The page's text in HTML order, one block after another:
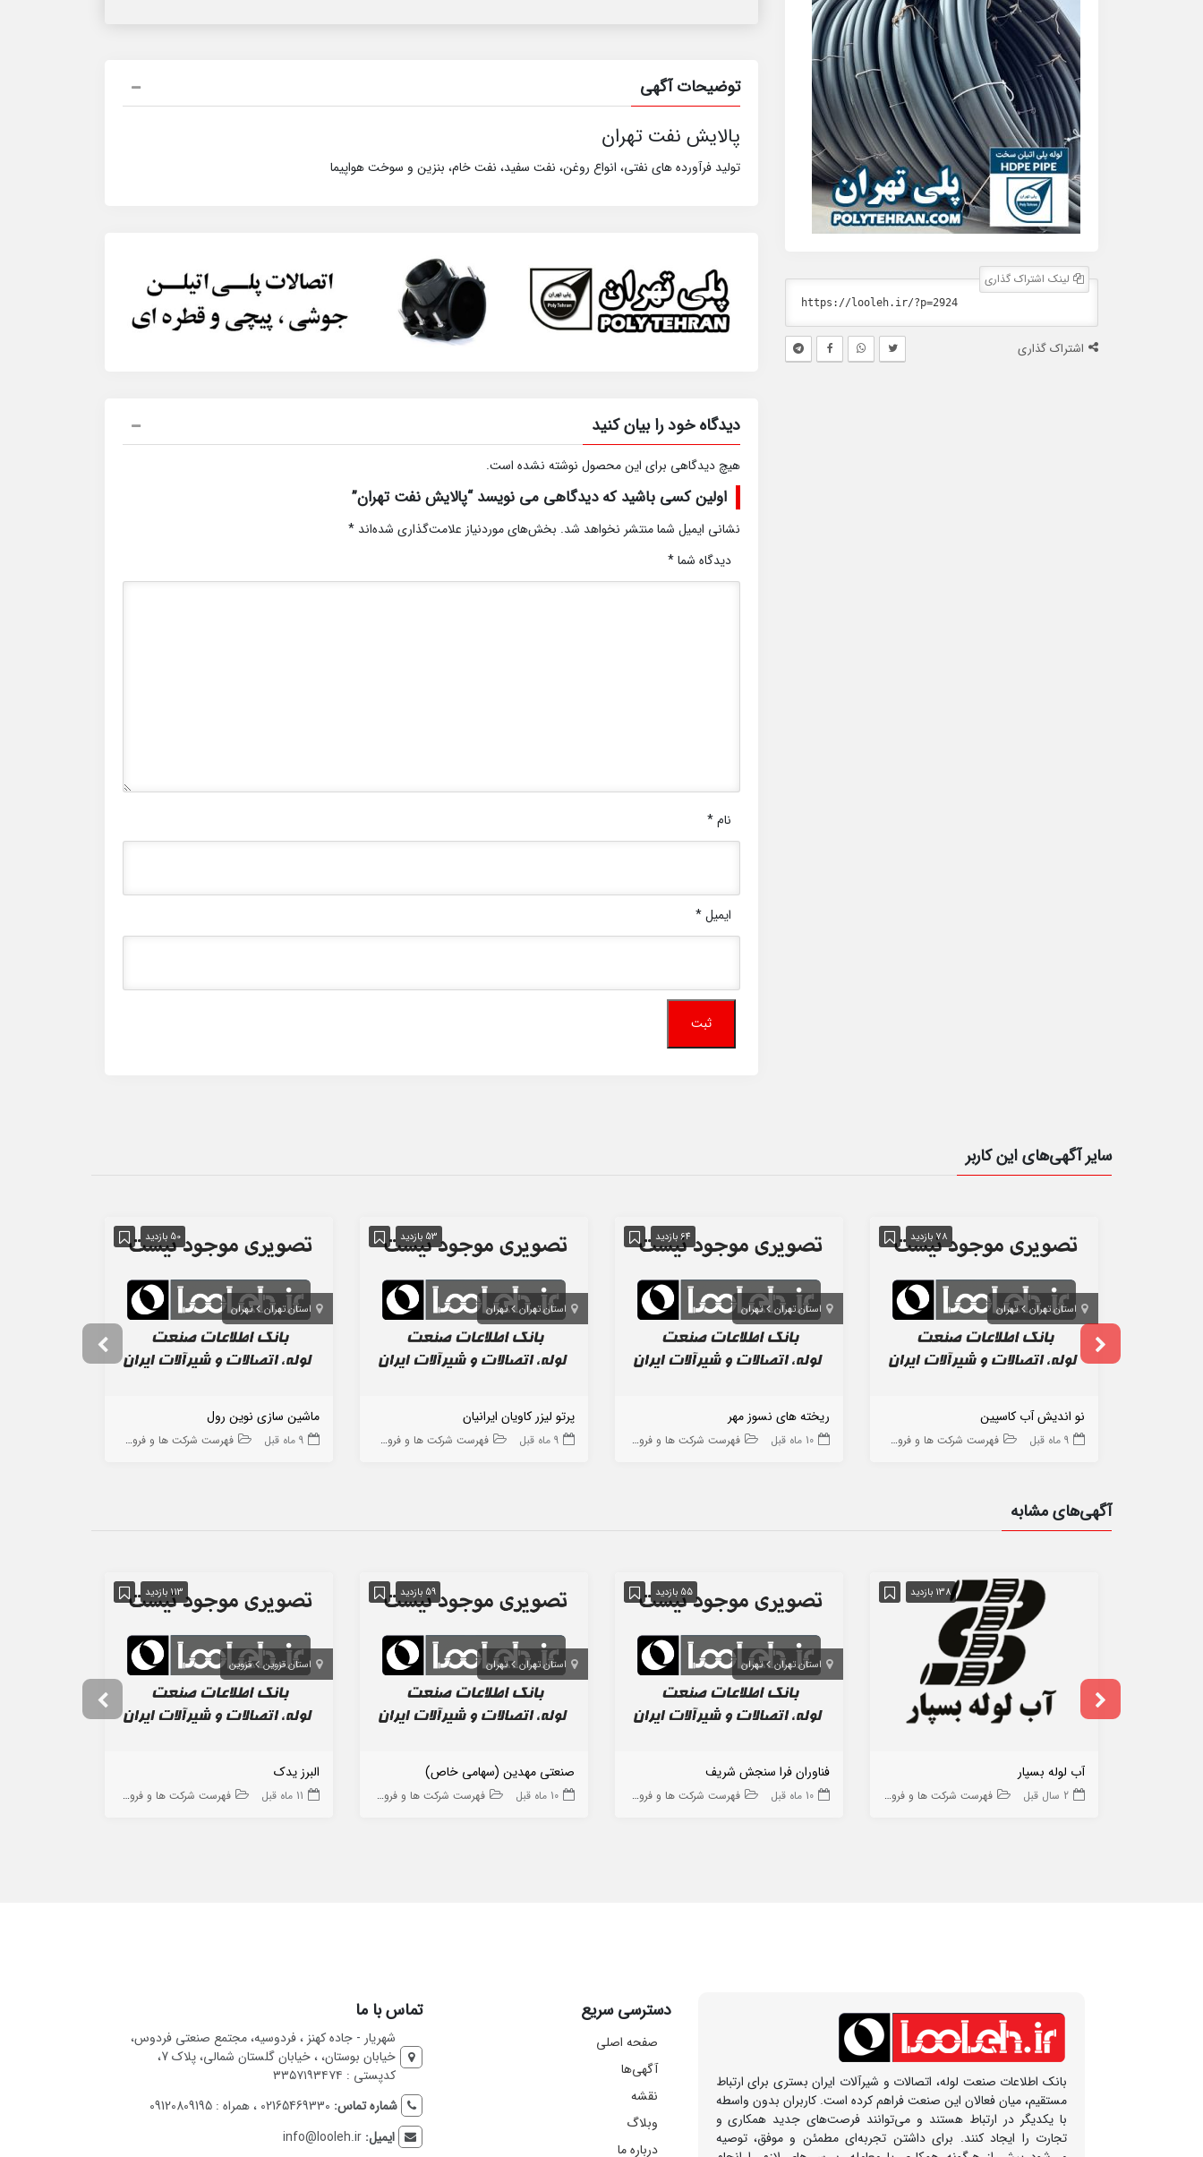
لینک اشتراک گذاری
اشتراک گذاری
توضیحات آگهی
پالایش نفت تهران
تولید فرآورده های نفتی، انواع روغن، نفت سفید، نفت خام، بنزین و سوخت هواپیما
دیدگاه خود را بیان کنید
هیچ دیدگاهی برای این محصول نوشته نشده است.
اولین کسی باشید که دیدگاهی می نویسد “پالایش نفت تهران”
نشانی ایمیل شما منتشر نخواهد شد. بخش‌های موردنیاز علامت‌گذاری شده‌اند *
دیدگاه شما*
نام*
ایمیل*
سایر آگهی‌های این کاربر
78 بازدید
استان تهران تهران
نو اندیش آب کاسپین
9 ماه قبل فهرست شرکت ها و فروشگاه ها
64 بازدید
استان تهران تهران
ریخته های نسوز مهر
10 ماه قبل فهرست شرکت ها و فروشگاه ها
53 بازدید
استان تهران تهران
پرتو لیزر کاویان ایرانیان
9 ماه قبل فهرست شرکت ها و فروشگاه ها
50 بازدید
استان تهران تهران
ماشین سازی نوین رول
9 ماه قبل فهرست شرکت ها و فروشگاه ها
آگهی‌های مشابه
138 بازدید
آب لوله بسپار
2 سال قبل فهرست شرکت ها و فروشگاه ها
55 بازدید
استان تهران تهران
فناوران فرا سنجش شریف
10 ماه قبل فهرست شرکت ها و فروشگاه ها
59 بازدید
استان تهران تهران
صنعتی مهدین (سهامی خاص)
10 ماه قبل فهرست شرکت ها و فروشگاه ها
113 بازدید
استان قزوین قزوین
البرز یدک
11 ماه قبل فهرست شرکت ها و فروشگاه ها
بانک اطلاعات صنعت لوله، اتصالات و شیرآلات ایران بستری برای ارتباط
مستقیم، میان فعالان این صنعت فراهم کرده است. کاربران بدون واسطه
با یکدیگر در ارتباط هستند و می‌توانند فرصت‌های جدید همکاری و
تجارت را ایجاد کنند. برای داشتن تجربه‌ای مطمئن و موفق، توصیه
دسترسی سریع
صفحه اصلی
آگهی‌ها
نقشه
وبلاگ
درباره ما
تماس با ما
شهریار - جاده کهنز ، فردوسیه، مجتمع صنعتی فردوس،
خیابان بوستان، ، خیابان گلستان شمالی، پلاک 7،
کدپستی : ۳۳۵۷۱۹۳۴۷۴
شماره تماس: 02165469330 ، همراه : 09120809195
ایمیل: info@looleh.ir